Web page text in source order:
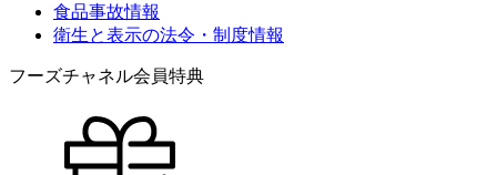
食品事故情報
衛生と表示の法令・制度情報
フーズチャネル会員特典